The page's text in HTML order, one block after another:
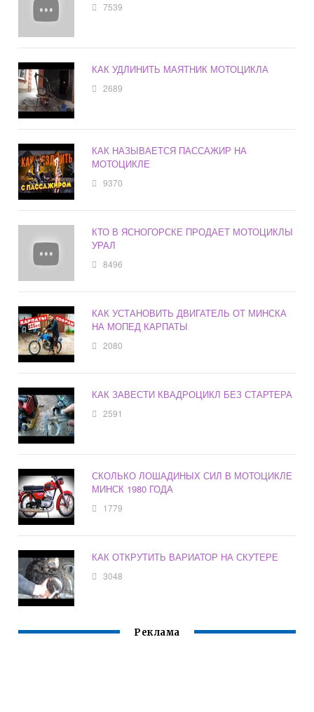
7539
КАК УДЛИНИТЬ МАЯТНИК МОТОЦИКЛА
2689
КАК НАЗЫВАЕТСЯ ПАССАЖИР НА
МОТОЦИКЛЕ
9370
КТО В ЯСНОГОРСКЕ ПРОДАЕТ МОТОЦИКЛЫ
УРАЛ
8496
КАК УСТАНОВИТЬ ДВИГАТЕЛЬ ОТ МИНСКА
НА МОПЕД КАРПАТЫ
2080
КАК ЗАВЕСТИ КВАДРОЦИКЛ БЕЗ СТАРТЕРА
2591
СКОЛЬКО ЛОШАДИНЫХ СИЛ В МОТОЦИКЛЕ
МИНСК 1980 ГОДА
1779
КАК ОТКРУТИТЬ ВАРИАТОР НА СКУТЕРЕ
3048
Реклама